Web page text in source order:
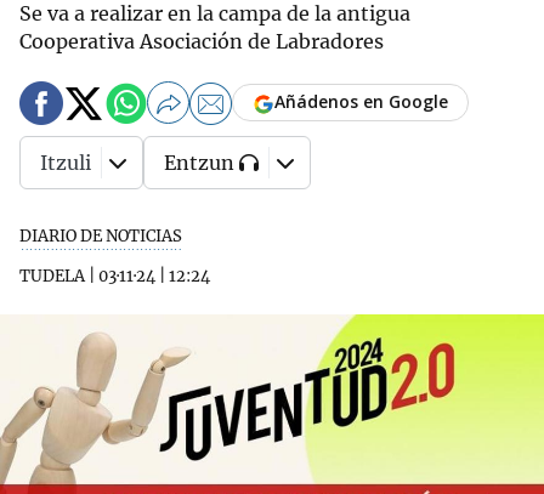
Se va a realizar en la campa de la antigua
Cooperativa Asociación de Labradores
DIARIO DE NOTICIAS
TUDELA| 03·11·24 12:24
Añádenos en Google
Itzuli Entzun